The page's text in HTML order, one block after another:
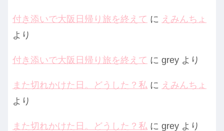
付き添いで大阪日帰り旅を終えて に えみんちょ
より
付き添いで大阪日帰り旅を終えて に grey より
また切れかけた日。どうした？私 に えみんちょ
より
また切れかけた日。どうした？私 に grey より